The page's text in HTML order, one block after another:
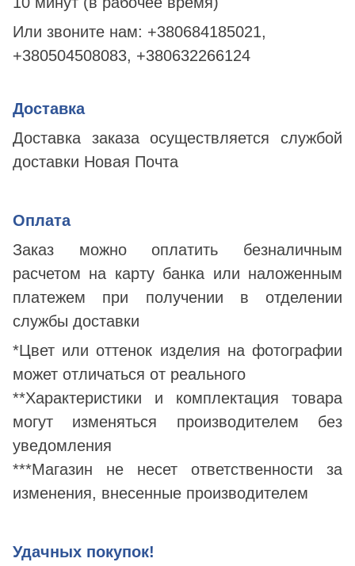
Или звоните нам: +380684185021,
+380504508083, +380632266124
Доставка
Доставка заказа осуществляется службой
доставки Новая Почта
Оплата
Заказ можно оплатить безналичным
расчетом на карту банка или наложенным
платежем при получении в отделении
службы доставки
*Цвет или оттенок изделия на фотографии
может отличаться от реального
**Характеристики и комплектация товара
могут изменяться производителем без
уведомления
***Магазин не несет ответственности за
изменения, внесенные производителем
Удачных покупок!